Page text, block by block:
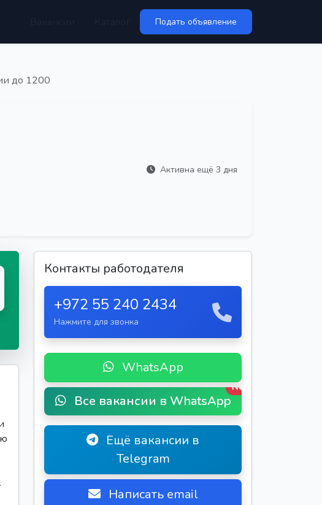
Подать объявление
до 1200
Активна ещё 3 дня
Контакты работодателя
+972 55 240 2434
Нажмите для звонка
WhatsApp
Все вакансии в WhatsApp
New
Ещё вакансии в
Telegram
Написать email